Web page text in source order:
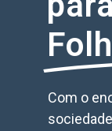
Com o